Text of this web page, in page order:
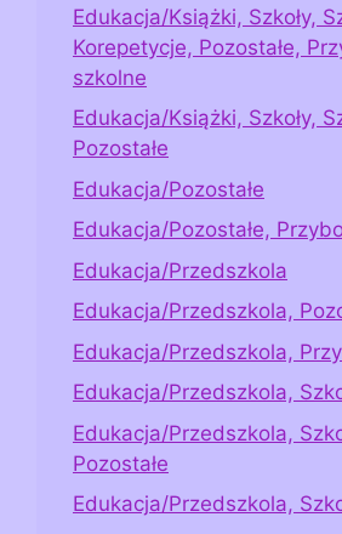
Edukacja/Książki, Szkoły,
Korepetycje, Pozostałe,
szkolne
Edukacja/Książki, Szkoły,
Pozostałe
Edukacja/Pozostałe
Edukacja/Pozostałe,
Edukacja/Przedszkola
Edukacja/Przedszkola,
Edukacja/Przedszkola,
Edukacja/Przedszkola,
Edukacja/Przedszkola,
Pozostałe
Edukacja/Przedszkola,